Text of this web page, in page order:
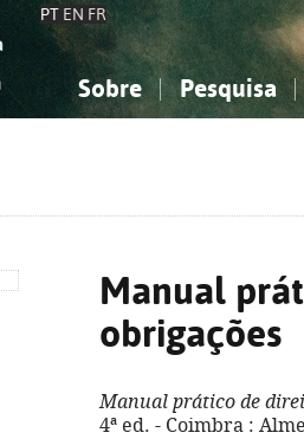
PT EN FR
Sobre Pesquisa
Manual
obrigações
Manual prático de
4ª ed. - Coimbra :